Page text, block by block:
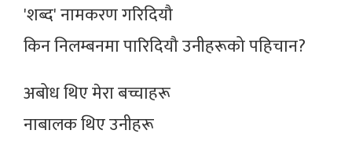
'शब्द' नामकरण गरिदियौ
किन निलम्बनमा पारिदियौ उनीहरूको पहिचान?
अबोध थिए मेरा बच्चाहरू
नाबालक थिए उनीहरू